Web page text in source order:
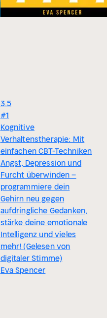
3.5
#1
Kognitive
Verhaltenstherapie: Mit
einfachen CBT-Techniken
Angst, Depression und
Furcht überwinden –
programmiere dein
Gehirn neu gegen
aufdringliche Gedanken,
stärke deine emotionale
Intelligenz und vieles
mehr! (Gelesen von
digitaler Stimme)
Eva Spencer